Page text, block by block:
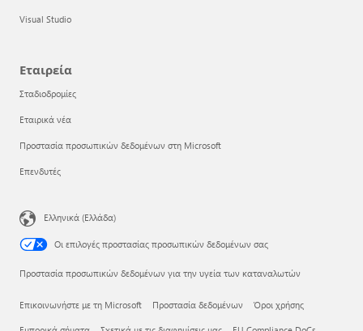
Visual Studio
Εταιρεία
Σταδιοδρομίες
Εταιρικά νέα
Προστασία προσωπικών δεδομένων στη Microsoft
Επενδυτές
Ελληνικά (Ελλάδα)
Οι επιλογές προστασίας προσωπικών δεδομένων σας
Προστασία προσωπικών δεδομένων για την υγεία των καταναλωτών
Επικοινωνήστε με τη Microsoft Προστασία δεδομένων Όροι χρήσης